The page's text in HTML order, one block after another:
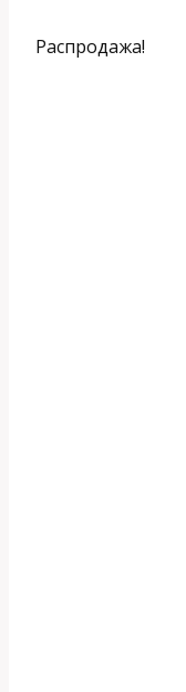
Распродажа!